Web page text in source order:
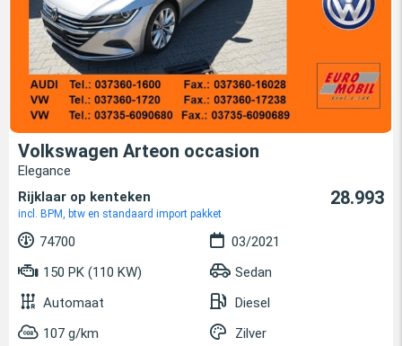
Volkswagen Arteon occasion
Elegance
Rijklaar op kenteken
incl. BPM, btw en standaard import pakket
28.993
74700
03/2021
150 PK (110 KW)
Sedan
Automaat
Diesel
107 g/km
Zilver